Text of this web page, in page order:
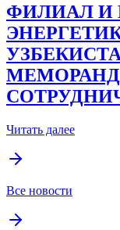
ФИЛИАЛ И
Читать далее
Все новости